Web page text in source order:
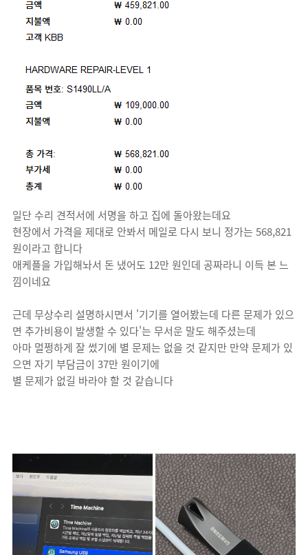
일단 수리 견적서에 서명을 하고 집에 돌아왔는데요
현장에서 가격을 제대로 안봐서 메일로 다시 보니 정가는 568,821
원이라고 합니다
애케플을 가입해놔서 돈 냈어도 12만 원인데 공짜라니 이득 본 느
낌이네요
근데 무상수리 설명하시면서 '기기를 열어봤는데 다른 문제가 있으
면 추가비용이 발생할 수 있다'는 무서운 말도 해주셨는데
아마 멀쩡하게 잘 썼기에 별 문제는 없을 것 같지만 만약 문제가 있
으면 자기 부담금이 37만 원이기에
별 문제가 없길 바라야 할 것 같습니다